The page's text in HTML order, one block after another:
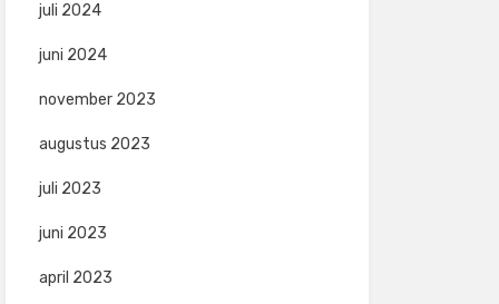
juli 2024
juni 2024
november 2023
augustus 2023
juli 2023
juni 2023
april 2023